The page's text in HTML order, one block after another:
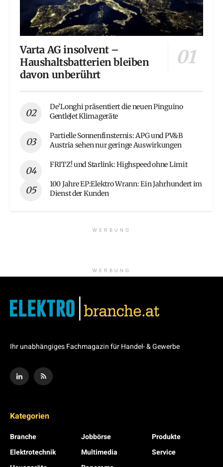
Varta AG insolvent –
Haushaltsbatterien bleiben
davon unberührt
De’Longhi präsentiert die neuen Pinguino
GentleJet Klimageräte
Partielle Sonnenfinsternis: APG und PV&B
Austria sehen nur geringe Auswirkungen
FRITZ! und Starlink: Highspeed ohne Limit
100 Jahre EP:Elektro Wrann: Ein Jahrhundert im
Dienst der Kunden
WERBUNG
WERBUNG
Ihr unabhängiges Fachmagazin für Handel- & Gewerbe
Kategorien
Branche
Elektrotechnik
Jobbörse
Multimedia
Produkte
Service